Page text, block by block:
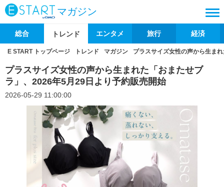
マガジン
総合 トレンド エンタメ 旅行 経済
E START トップページ トレンド マガジン プラスサイズ女性の声から生ま
プラスサイズ女性の声から生まれた「おまたせブ
ラ」、2026年5月29日より予約販売開始
2026-05-29 11:00:00